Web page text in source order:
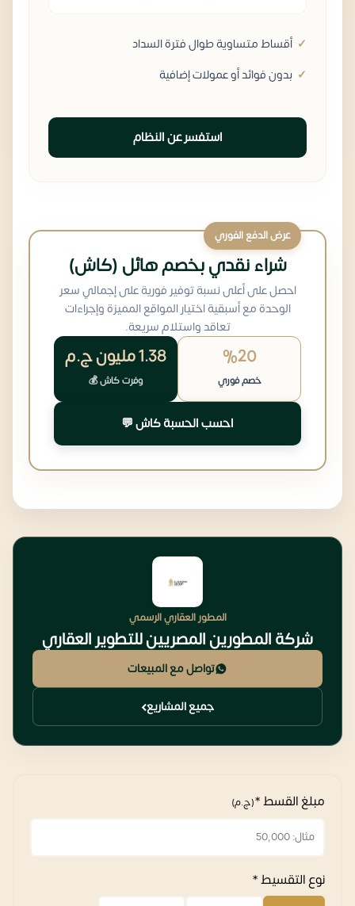
أقساط متساوية طوال فترة السداد
بدون فوائد أو عمولات إضافية
استفسر عن النظام
عرض الدفع الفوري
شراء نقدي بخصم هائل (كاش)
احصل على أعلى نسبة توفير فورية على إجمالي سعر
الوحدة مع أسبقية اختيار المواقع المميزة وإجراءات
تعاقد واستلام سريعة.
%20
خصم فوري
1.38 مليون ج.م
وفرت كاش 💰
احسب الحسبة كاش 💬
المطور العقاري الرسمي
شركة المطورين المصريين للتطوير العقاري
تواصل مع المبيعات
جميع المشاريع
مبلغ القسط *(ج.م)
نوع التقسيط *